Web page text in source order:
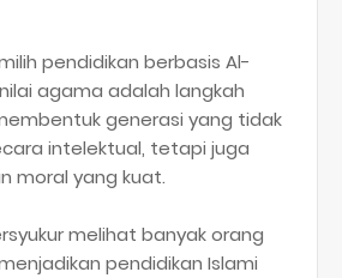
pendidikan berbasis Al-
agama adalah langkah
generasi yang tidak
intelektual, tetapi juga
moral yang kuat.
melihat banyak orang
pendidikan Islami